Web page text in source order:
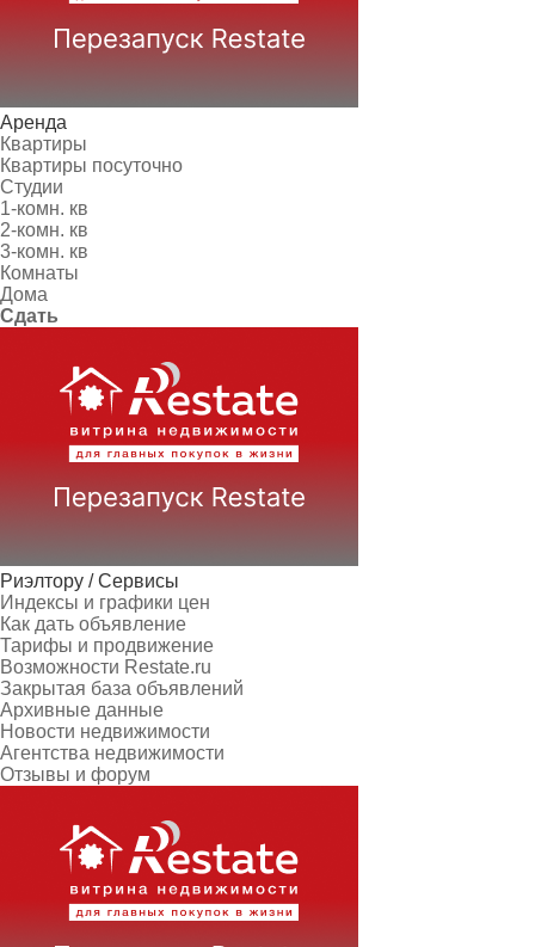
Аренда
Квартиры
Квартиры посуточно
Студии
1-комн. кв
2-комн. кв
3-комн. кв
Комнаты
Дома
Сдать
Риэлтору / Сервисы
Индексы и графики цен
Как дать объявление
Тарифы и продвижение
Возможности Restate.ru
Закрытая база объявлений
Архивные данные
Новости недвижимости
Агентства недвижимости
Отзывы и форум